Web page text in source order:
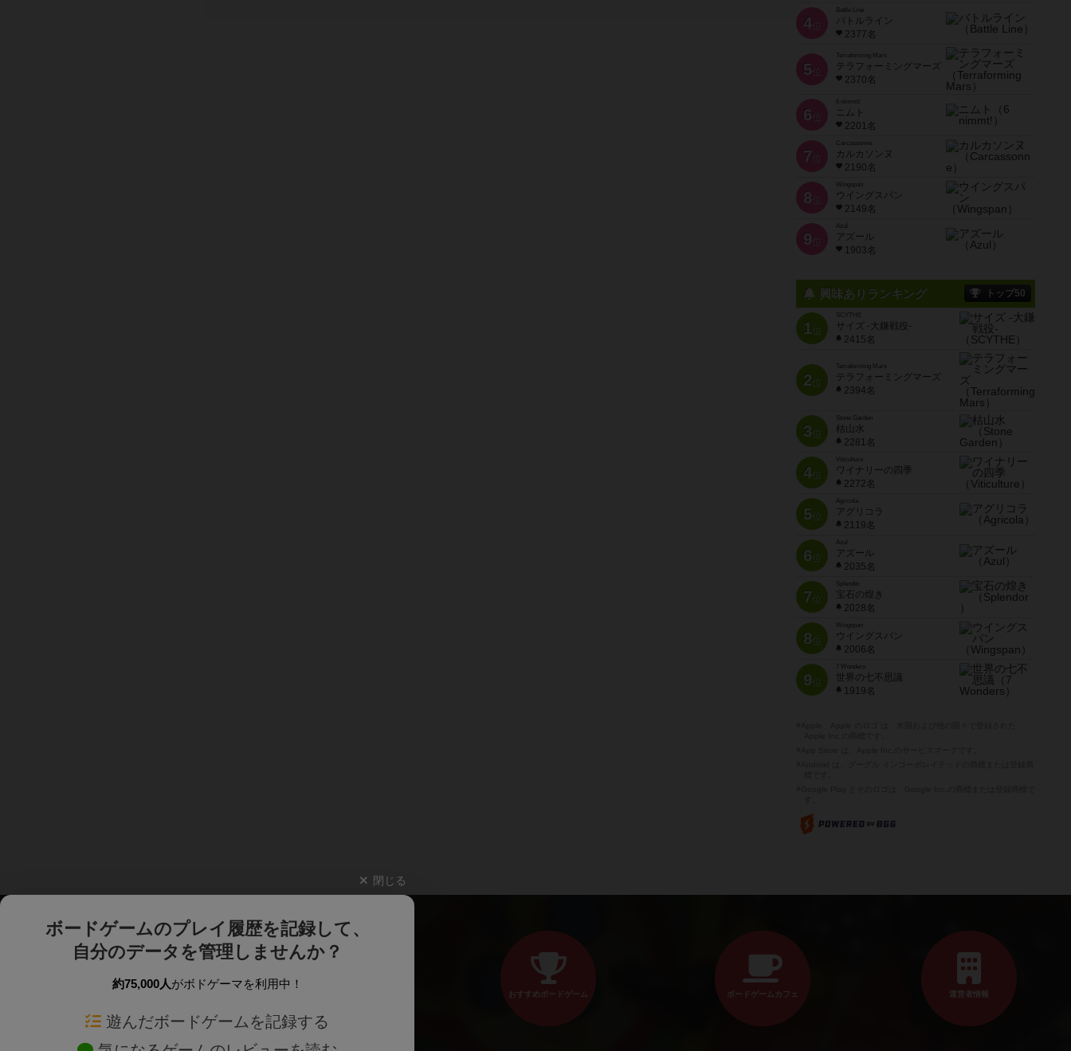
4位
Battle Line
バトルライン
2377名
5位
Terraforming Mars
テラフォーミングマーズ
2370名
6位
6 nimmt!
ニムト
2201名
7位
Carcassonne
カルカソンヌ
2190名
8位
Wingspan
ウイングスパン
2149名
9位
Azul
アズール
1903名
興味ありランキング トップ50
1位
SCYTHE
サイズ -大鎌戦役-
2415名
2位
Terraforming Mars
テラフォーミングマーズ
2394名
3位
Stone Garden
枯山水
2281名
4位
Viticulture
ワイナリーの四季
2272名
5位
Agricola
アグリコラ
2119名
6位
Azul
アズール
2035名
7位
宝石の煌き
2028名
8位
Wingspan
ウイングスパン
2006名
9位
7 Wonders
世界の七不思議
1919名
閉じる
ボードゲームのプレイ履歴を記録して、
自分のデータを管理しませんか？
約75,000人がボドゲーマを利用中！
遊んだボードゲームを記録する
おすすめボードゲーム ボードゲームカフェ 運営者情報